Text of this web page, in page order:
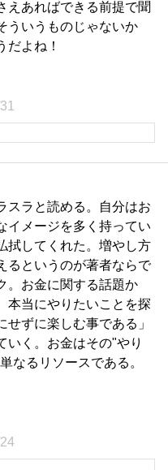
えあればできる前提で聞
ういうものじゃないか
だよね！
スラと読める。自分はお
イメージを多く持ってい
拭してくれた。増やし方
るというのが著者ならで
。お金に関する話題か
本当にやりたいことを探
せずに楽しむ事である」
いく。お金はその"やり
なるリソースである。